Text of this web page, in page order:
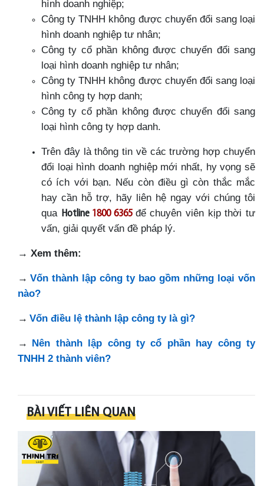
hình doanh nghiệp;
Công ty TNHH không được chuyển đổi sang loại
hình doanh nghiệp tư nhân;
Công ty cổ phần không được chuyển đổi sang
loại hình doanh nghiệp tư nhân;
Công ty TNHH không được chuyển đổi sang loại
hình công ty hợp danh;
Công ty cổ phần không được chuyển đổi sang
loại hình công ty hợp danh.
Trên đây là thông tin về các trường hợp chuyển
đổi loại hình doanh nghiệp mới nhất, hy vọng sẽ
có ích với bạn. Nếu còn điều gì còn thắc mắc
hay cần hỗ trợ, hãy liên hệ ngay với chúng tôi
qua Hotline 1800 6365 để chuyên viên kịp thời tư
vấn, giải quyết vấn đề pháp lý.
→ Xem thêm:
→ Vốn thành lập công ty bao gồm những loại vốn
nào?
→ Vốn điều lệ thành lập công ty là gì?
→ Nên thành lập công ty cổ phần hay công ty
TNHH 2 thành viên?
BÀI VIẾT LIÊN QUAN